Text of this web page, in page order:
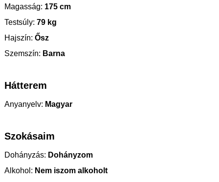
Magasság: 175 cm
Testsúly: 79 kg
Hajszín: Ősz
Szemszín: Barna
Hátterem
Anyanyelv: Magyar
Szokásaim
Dohányzás: Dohányzom
Alkohol: Nem iszom alkoholt